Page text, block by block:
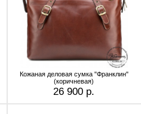
Кожаная деловая сумка "Франклин"
(коричневая)
26 900 р.